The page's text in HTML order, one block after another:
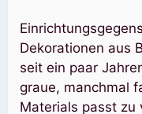
Dekorationen aus
seit ein paar
graue, manchmal
Materials passt zu